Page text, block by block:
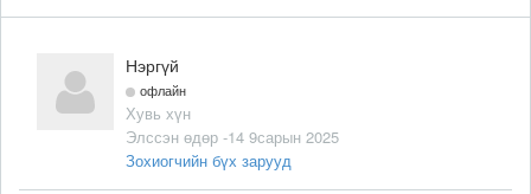
Нэргүй
офлайн
Хувь хүн
Элссэн өдөр -14 9сарын 2025
Зохиогчийн бүх зарууд